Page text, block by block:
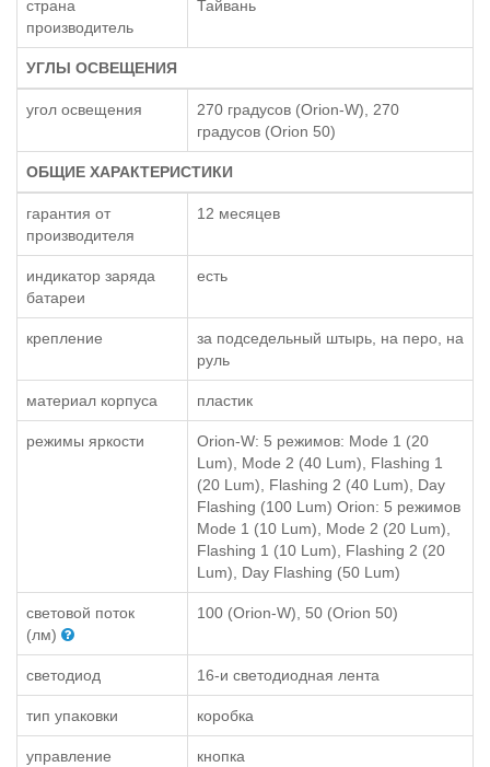
страна
производитель
Тайвань
УГЛЫ ОСВЕЩЕНИЯ
угол освещения
270 градусов (Orion-W), 270
градусов (Orion 50)
ОБЩИЕ ХАРАКТЕРИСТИКИ
гарантия от
производителя
12 месяцев
индикатор заряда
батареи
есть
крепление
за подседельный штырь, на перо, на
руль
материал корпуса пластик
режимы яркости
Orion-W: 5 режимов: Mode 1 (20
Lum), Mode 2 (40 Lum), Flashing 1
(20 Lum), Flashing 2 (40 Lum), Day
Flashing (100 Lum) Orion: 5 режимов
Mode 1 (10 Lum), Mode 2 (20 Lum),
Flashing 1 (10 Lum), Flashing 2 (20
Lum), Day Flashing (50 Lum)
световой поток
(лм)
100 (Orion-W), 50 (Orion 50)
светодиод 16-и светодиодная лента
тип упаковки коробка
управление кнопка